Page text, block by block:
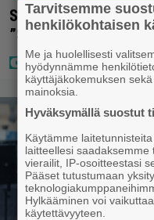
Sara ja Mikko
”Seuraavaan kotiin
Tarvitsemme
henkilökohtaisen
Me ja huolellisesti
hyödynnämme
käyttäjäkokemuksen
mainoksia.
Hyväksymällä suostut
Käytämme
laitteellesi saadaksemme
vierailit, IP-osoitteestasi
Pääset tutustumaan
Hylkääminen voi
käytettävyyteen.